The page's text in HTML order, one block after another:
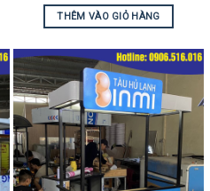
THÊM VÀO GIỎ HÀNG